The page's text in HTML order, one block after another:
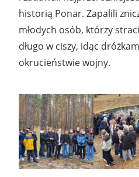
historią Ponar. Zapalili
młodych osób, którzy
długo w ciszy, idąc
okrucieństwie wojny.